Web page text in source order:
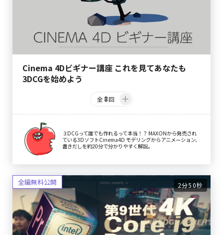
Cinema 4Dビギナー講座 これを見てあなたも
3DCGを始めよう
全 8回
３DCGって誰でも作れるって本当！？ MAXONから発売され
ている3DソフトCinema4D モデリングからアニメーション、
書きだしを約20分で分かりやすく解説。
2分50秒